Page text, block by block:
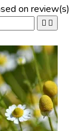
on review(s)
 